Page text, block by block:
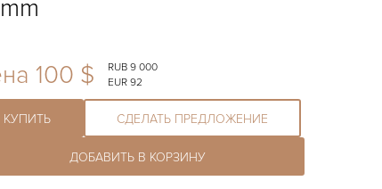
100 $
RUB 9 000
EUR 92
КУПИТЬ СДЕЛАТЬ ПРЕДЛОЖЕНИЕ
ДОБАВИТЬ В КОРЗИНУ